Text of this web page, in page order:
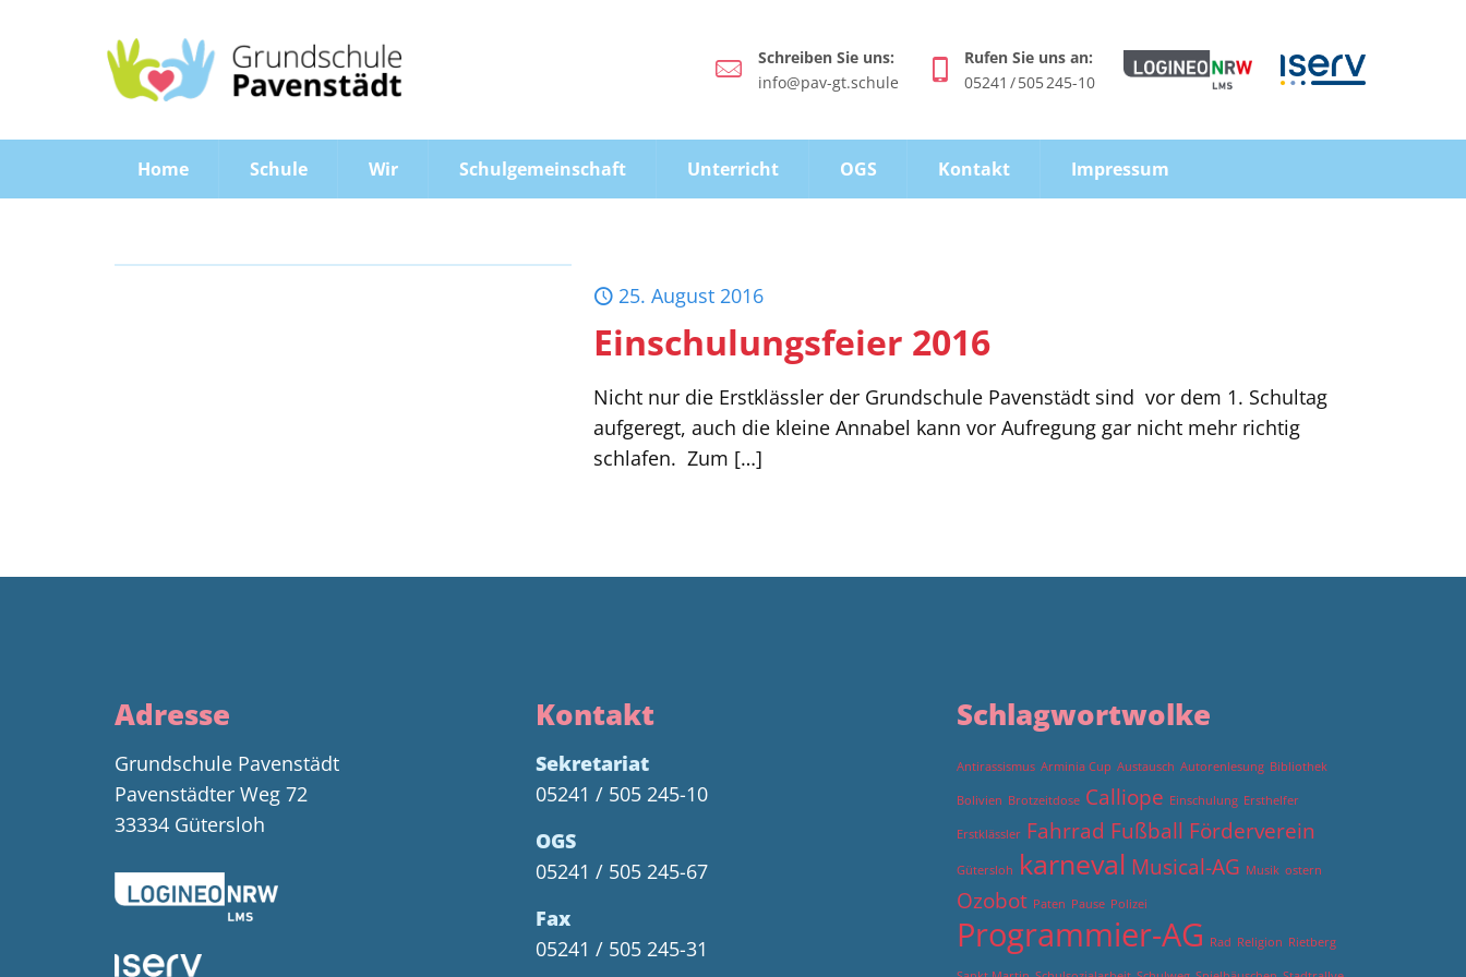
Schreiben Sie uns:
info@pav-gt.schule
Rufen Sie uns an:
05241 / 505 245-10
Home Schule Wir Schulgemeinschaft Unterricht OGS Kontakt Impressum
25. August 2016
Einschulungsfeier 2016
Nicht nur die Erstklässler der Grundschule Pavenstädt sind vor dem 1. Schultag
aufgeregt, auch die kleine Annabel kann vor Aufregung gar nicht mehr richtig
schlafen. Zum […]
Adresse
Grundschule Pavenstädt
Pavenstädter Weg 72
33334 Gütersloh
Kontakt
Sekretariat
05241 / 505 245-10
OGS
05241 / 505 245-67
Fax
05241 / 505 245-31
Schlagwortwolke
Antirassismus Arminia Cup Austausch Autorenlesung Bibliothek
Bolivien Brotzeitdose Calliope Einschulung Ersthelfer
Erstklässler Fahrrad Fußball Förderverein
Gütersloh karneval Musical-AG Musik ostern
Ozobot Paten Pause Polizei
Programmier-AG Rad Religion Rietberg